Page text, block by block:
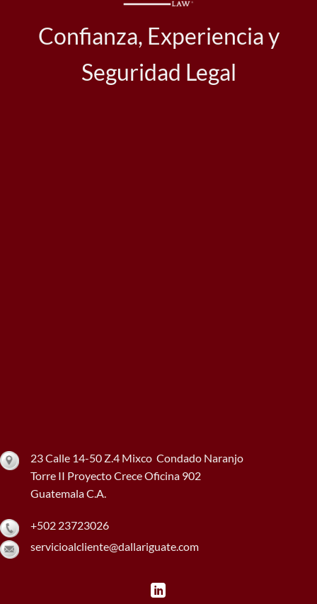
Confianza, Experiencia y
Seguridad Legal
23 Calle 14-50 Z.4 Mixco Condado Naranjo
Torre II Proyecto Crece Oficina 902
Guatemala C.A.
+502 23723026
servicioalcliente@dallariguate.com